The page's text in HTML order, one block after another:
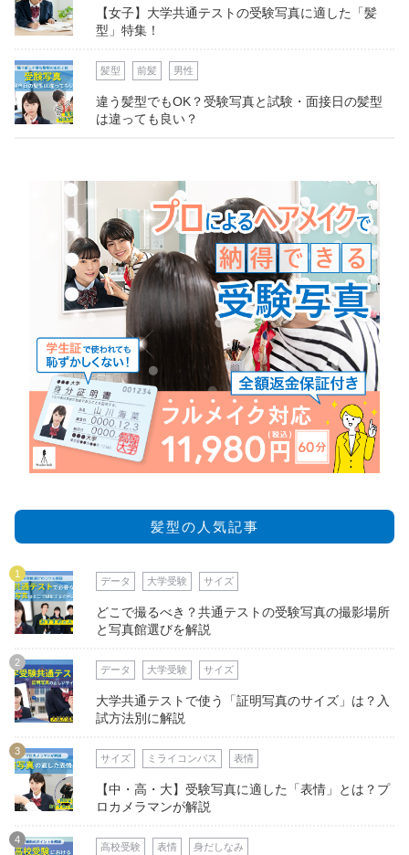
【女子】大学共通テストの受験写真に適した「髪
型」特集！
髪型 前髪 男性
違う髪型でもOK？受験写真と試験・面接日の髪型
は違っても良い？
髪型の人気記事
1
データ 大学受験 サイズ
どこで撮るべき？共通テストの受験写真の撮影場所
と写真館選びを解説
2
データ 大学受験 サイズ
大学共通テストで使う「証明写真のサイズ」は？入
試方法別に解説
3
サイズ ミライコンパス 表情
【中・高・大】受験写真に適した「表情」とは？プ
ロカメラマンが解説
4
高校受験 表情 身だしなみ